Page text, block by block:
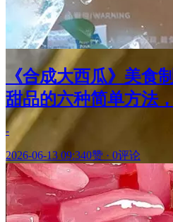
《合成大西瓜》美食
甜品的六种简单方法
-
2026-06-13 09:340赞 · 0评论